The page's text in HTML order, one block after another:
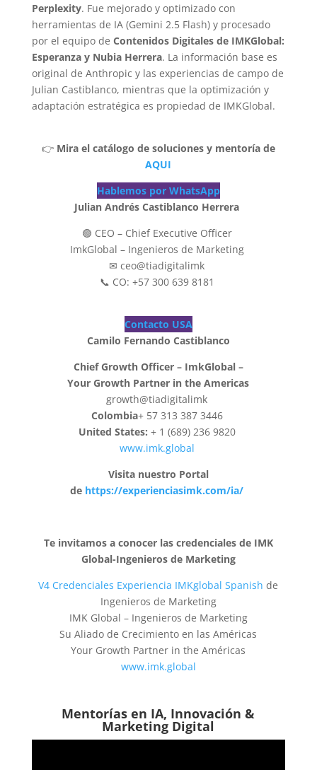
Perplexity. Fue mejorado y optimizado con
herramientas de IA (Gemini 2.5 Flash) y procesado
por el equipo de Contenidos Digitales de IMKGlobal:
Esperanza y Nubia Herrera. La información base es
original de Anthropic y las experiencias de campo de
Julian Castiblanco, mientras que la optimización y
adaptación estratégica es propiedad de IMKGlobal.
👉 Mira el catálogo de soluciones y mentoría de
AQUI
Hablemos por WhatsApp
Julian Andrés Castiblanco Herrera
🟢 CEO – Chief Executive Officer
ImkGlobal – Ingenieros de Marketing
✉ ceo@tiadigitalimk
📞 CO: +57 300 639 8181
Contacto USA
Camilo Fernando Castiblanco
Chief Growth Officer – ImkGlobal –
Your Growth Partner in the Americas
growth@tiadigitalimk
Colombia+ 57 313 387 3446
United States: + 1 (689) 236 9820
www.imk.global
Visita nuestro Portal
de https://experienciasimk.com/ia/
Te invitamos a conocer las credenciales de IMK
Global-Ingenieros de Marketing
V4 Credenciales Experiencia IMKglobal Spanish de
Ingenieros de Marketing
IMK Global – Ingenieros de Marketing
Su Aliado de Crecimiento en las Américas
Your Growth Partner in the Américas
www.imk.global
Mentorías en IA, Innovación &
Marketing Digital